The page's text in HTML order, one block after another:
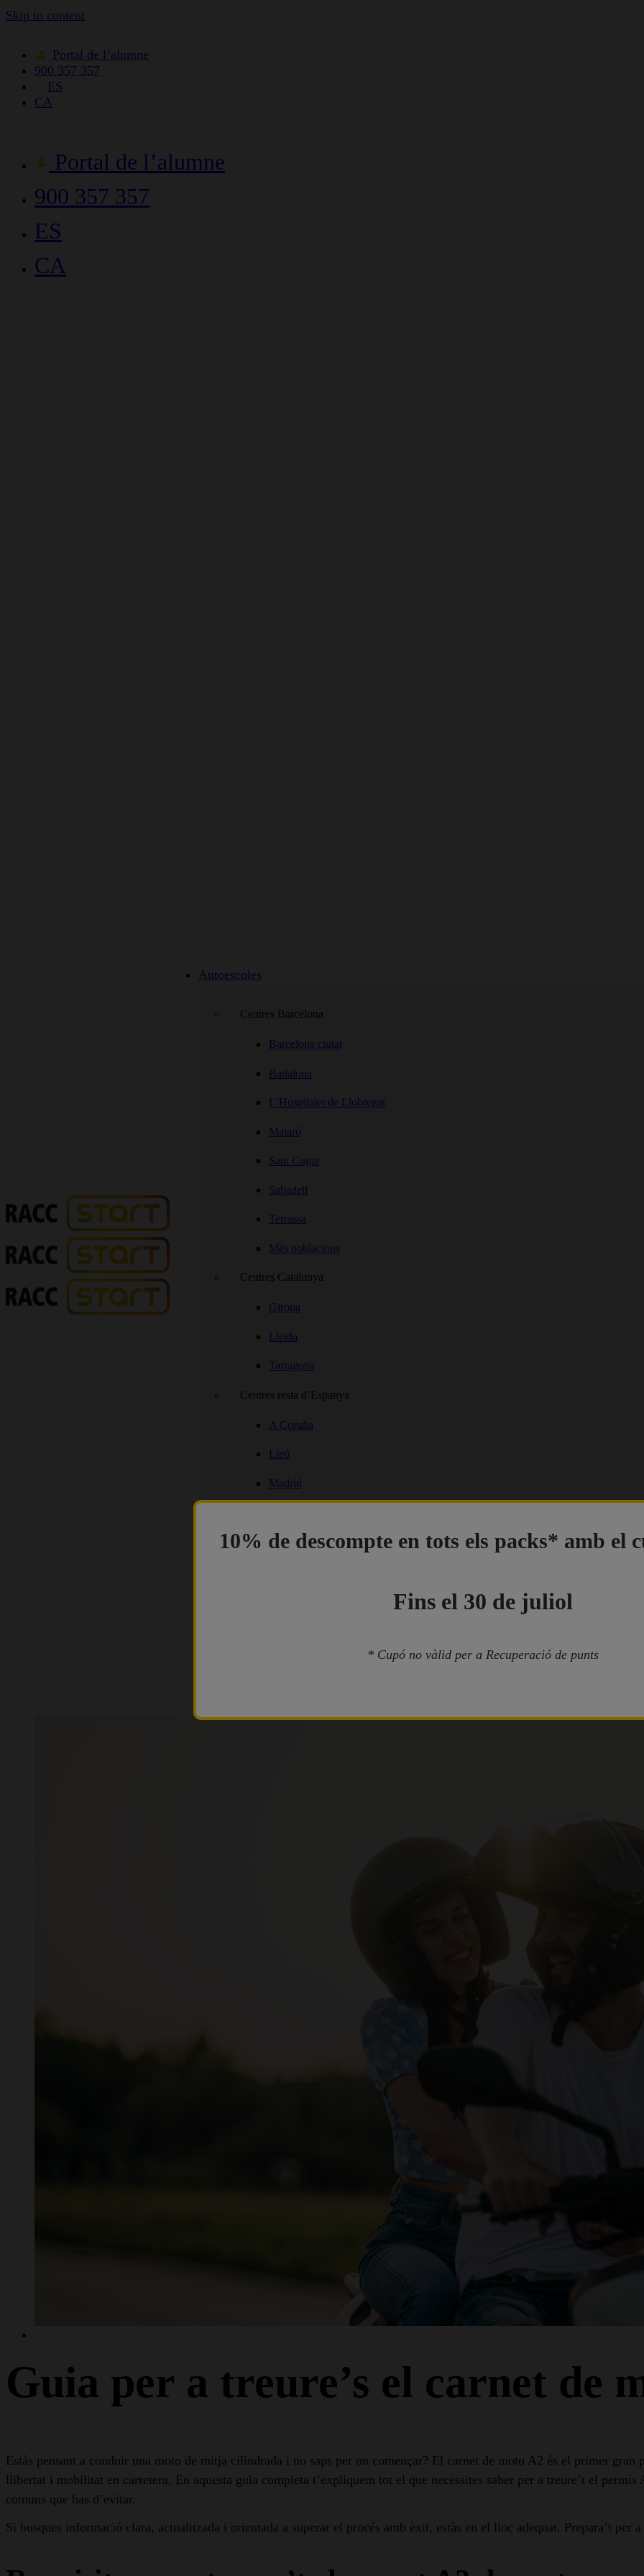
Skip to content
Portal de l’alumne
900 357 357
ES
CA
Portal de l’alumne
900 357 357
ES
CA
Autoescoles
Centres Barcelona
Barcelona ciutat
Badalona
L’Hospitalet de Llobregat
Mataró
Sant Cugat
Sabadell
Terrassa
Més poblacions
Centres Catalunya
Girona
Lleida
Tarragona
Centres resta d’Espanya
A Coruña
Lleó
Madrid
10% de descompte en tots els permisos de cotxe i moto
Guia per a treure’s el carnet de
Estàs pensant a conduir una moto de mitja cilindrada i no saps per on començar? El carnet de moto A2 és el primer gran
llibertat i mobilitat en carretera. En aquesta guia completa t’expliquem tot el que necessites saber per a treure’t el
comuns que has d’evitar.
Si busques informació clara, actualitzada i orientada a superar el procés amb èxit, estàs en el lloc adequat. Prepara’t per
10% de descompte en tots els packs* amb el
Fins el 30 de juliol
* Cupó no vàlid per a Recuperació de punts